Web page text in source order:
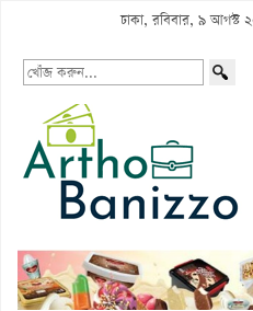
ঢাকা, রবিবার, ৯ আগস্ট